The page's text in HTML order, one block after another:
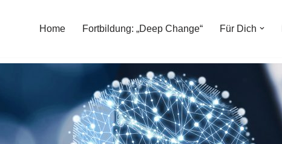
Home Fortbildung: „Deep Change“ Für Dich